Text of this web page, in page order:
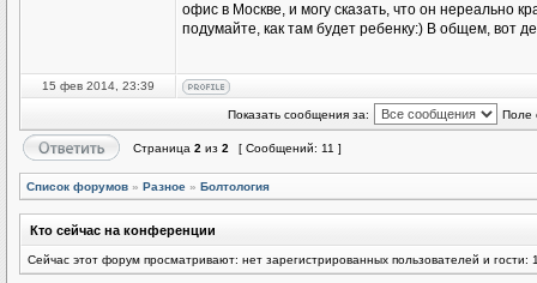
офис в Москве, и могу сказать, что он нереально
подумайте, как там будет ребенку:) В общем, вот
15 фев 2014, 23:39
Показать сообщения за: Поле
Страница 2 из 2 [ Сообщений: 11 ]
Список форумов » Разное » Болтология
Кто сейчас на конференции
Сейчас этот форум просматривают: нет зарегистрированных пользователей и гости: